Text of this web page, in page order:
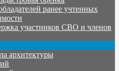
ранее учтенных
участников СВО и членов
архитектуры